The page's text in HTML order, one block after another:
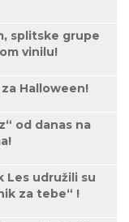
splitske grupe
vinilu!
Halloween!
od danas na
Les udružili su
za tebe“ !